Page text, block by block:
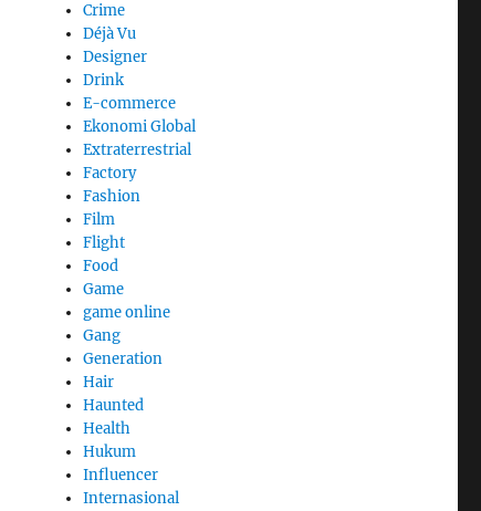
Crime
Déjà Vu
Designer
Drink
E-commerce
Ekonomi Global
Extraterrestrial
Factory
Fashion
Film
Flight
Food
Game
game online
Gang
Generation
Hair
Haunted
Health
Hukum
Influencer
Internasional